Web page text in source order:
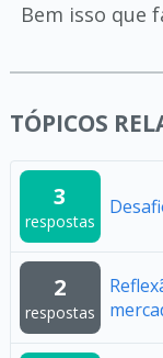
Bem isso que
TÓPICOS
3
respostas
2
respostas